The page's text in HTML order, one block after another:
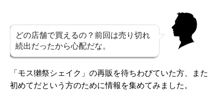
どの店舗で買えるの？前回は売り切れ
続出だったから心配だな。
「モス獺祭シェイク」の再販を待ちわびていた方、また
初めてだという方のために情報を集めてみました。